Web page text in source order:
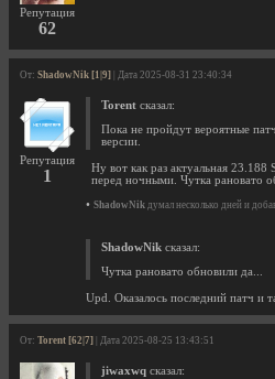
Репутация
62
От: ShadowNik [1|9] | Дата 2025-08-31 23:40:34
Репутация
1
Torent сказал:
Пока не пройдут вероятные
версии.
Ну вот как раз актуальная
перед ночными. Чутка рановато
• ShadowNik думал несколько дней и
ShadowNik сказал:
Чутка рановато обновили да...
Upd. Оказалось последний патч и
От: Torent [62|7] | Дата 2025-08-25 13:43:51
jiwaxwq сказал: